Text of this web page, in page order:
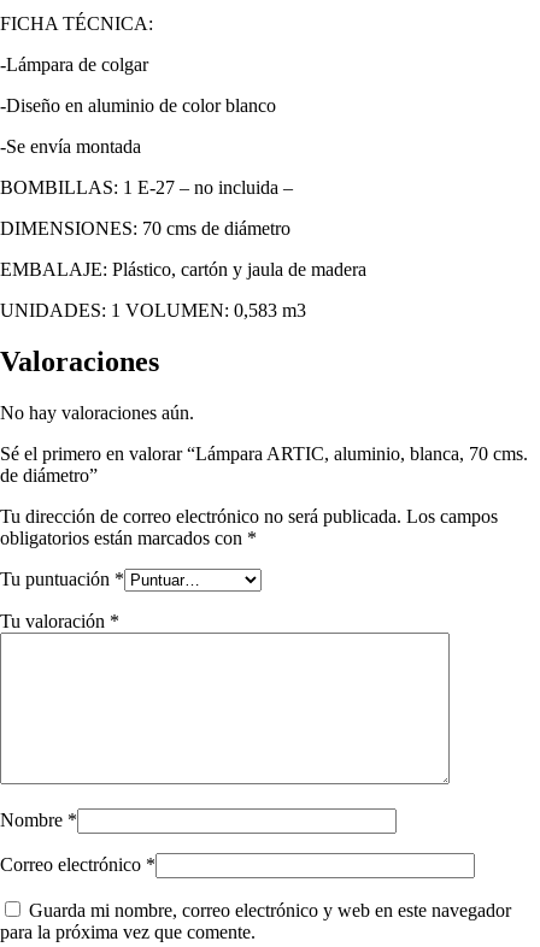
FICHA TÉCNICA:
-Lámpara de colgar
-Diseño en aluminio de color blanco
-Se envía montada
BOMBILLAS: 1 E-27 – no incluida –
DIMENSIONES: 70 cms de diámetro
EMBALAJE: Plástico, cartón y jaula de madera
UNIDADES: 1 VOLUMEN: 0,583 m3
Valoraciones
No hay valoraciones aún.
Sé el primero en valorar “Lámpara ARTIC, aluminio, blanca, 70 cms.
de diámetro”
Tu dirección de correo electrónico no será publicada. Los campos
obligatorios están marcados con *
Tu puntuación *
Tu valoración *
Nombre *
Correo electrónico *
Guarda mi nombre, correo electrónico y web en este navegador
para la próxima vez que comente.